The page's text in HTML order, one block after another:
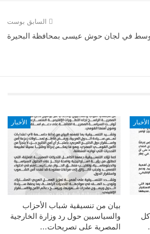
السابق بوست
في لجان حوش عيسى بمحافظة البحيرة
الأخبار
بيان من تنسيقية شباب الأحزاب
والسياسيين حول رد وزارة الخارجية
المصرية على تصريحات…
الأخبار